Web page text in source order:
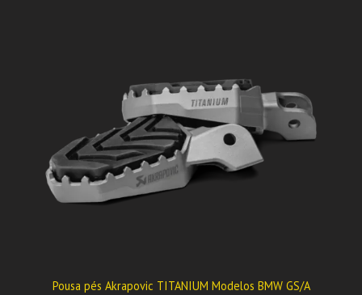
Pousa pés Akrapovic TITANIUM Modelos BMW GS/A